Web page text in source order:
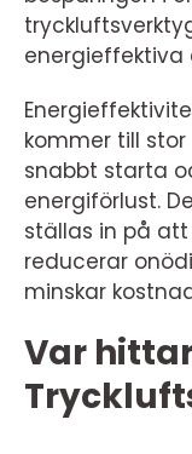
energieffektiva
kommer till
snabbt starta
energiförlust.
ställas in på
reducerar
minskar
Var